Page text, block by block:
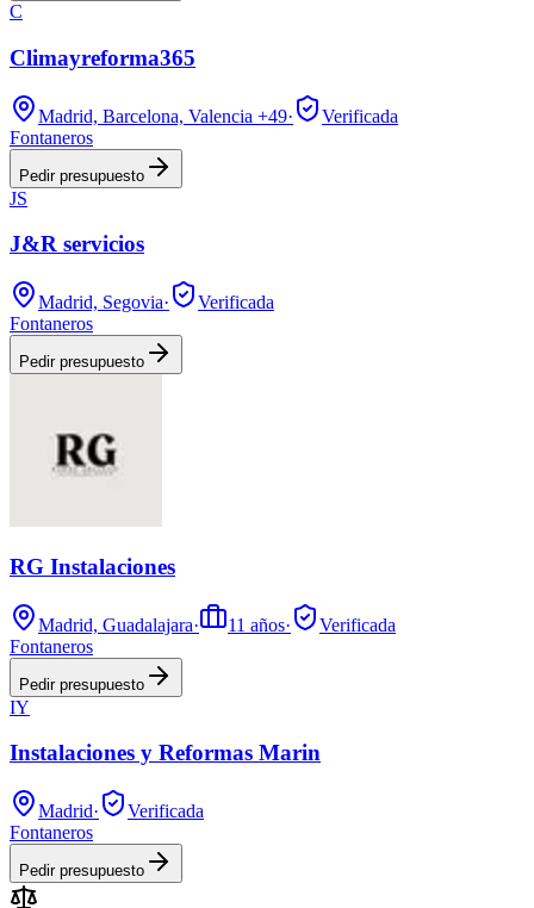
C
Climayreforma365
Madrid, Barcelona, Valencia +49·
Verificada
Fontaneros
Pedir presupuesto
JS
J&R servicios
Madrid, Segovia·
Verificada
Fontaneros
Pedir presupuesto
RG Instalaciones
Madrid, Guadalajara· 11 años·
Verificada
Fontaneros
Pedir presupuesto
IY
Instalaciones y Reformas Marin
Madrid·
Verificada
Fontaneros
Pedir presupuesto